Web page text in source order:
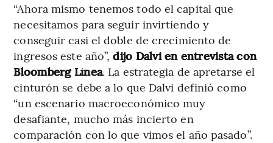
“Ahora mismo tenemos todo el capital que
necesitamos para seguir invirtiendo y
conseguir casi el doble de crecimiento de
ingresos este año”,dijo Dalvi en entrevista con
Bloomberg Línea. La estrategia de apretarse el
cinturón se debe a lo que Dalvi definió como
“un escenario macroeconómico muy
desafiante, mucho más incierto en
comparación con lo que vimos el año pasado”.